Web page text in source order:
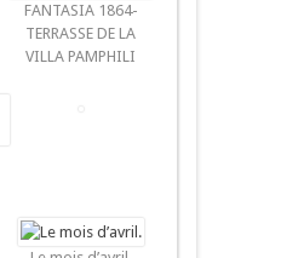
FANTASIA 1864-
TERRASSE DE LA
VILLA PAMPHILI